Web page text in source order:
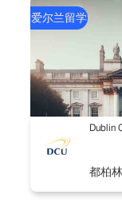
间可能会更容易
院，在去年与中
4、在爱尔兰取
周要参加听课，
一年举行二次考
大学的情况及所
选题及论文。
爱尔兰留学
Dublin
都柏